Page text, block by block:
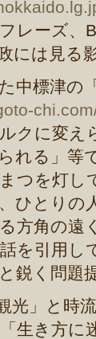
レーズ、
には見る
中標津の
クに変え
れる」等
つを灯し
ひとりの
方角の遠
を引用し
鋭く問題
光」と時
生き方に